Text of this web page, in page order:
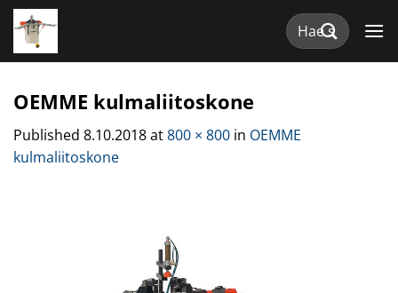
Skip
content
Etsi:
OEMME kulmaliitoskone
Published 8.10.2018at800 × 800 in OEMME
kulmaliitoskone